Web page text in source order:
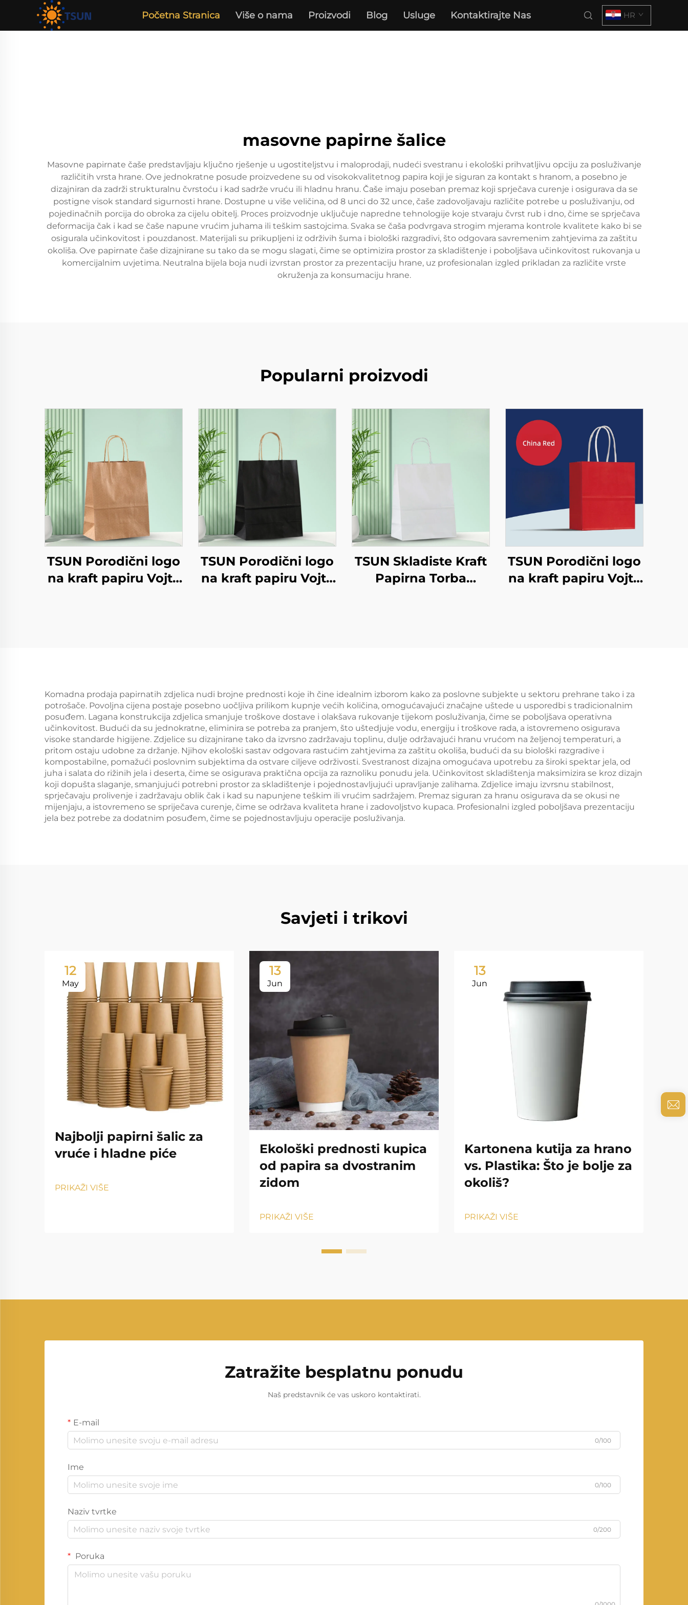
Početna Stranica Više o nama Proizvodi Blog Usluge Kontaktirajte Nas HR
masovne papirne šalice
Masovne papirnate čaše predstavljaju ključno rješenje u ugostiteljstvu i maloprodaji, nudeći svestranu i ekološki prihvatljivu opciju za posluživanje
različitih vrsta hrane. Ove jednokratne posude proizvedene su od visokokvalitetnog papira koji je siguran za kontakt s hranom, a posebno je
dizajniran da zadrži strukturalnu čvrstoću i kad sadrže vruću ili hladnu hranu. Čaše imaju poseban premaz koji sprječava curenje i osigurava da se
postigne visok standard sigurnosti hrane. Dostupne u više veličina, od 8 unci do 32 unce, čaše zadovoljavaju različite potrebe u posluživanju, od
pojedinačnih porcija do obroka za cijelu obitelj. Proces proizvodnje uključuje napredne tehnologije koje stvaraju čvrst rub i dno, čime se sprječava
deformacija čak i kad se čaše napune vrućim juhama ili teškim sastojcima. Svaka se čaša podvrgava strogim mjerama kontrole kvalitete kako bi se
osigurala učinkovitost i pouzdanost. Materijali su prikupljeni iz održivih šuma i biološki razgradivi, što odgovara savremenim zahtjevima za zaštitu
okoliša. Ove papirnate čaše dizajnirane su tako da se mogu slagati, čime se optimizira prostor za skladištenje i poboljšava učinkovitost rukovanja u
komercijalnim uvjetima. Neutralna bijela boja nudi izvrstan prostor za prezentaciju hrane, uz profesionalan izgled prikladan za različite vrste
okruženja za konsumaciju hrane.
Popularni proizvodi
TSUN Porodični logo
na kraft papiru Vojta
TSUN Porodični logo
na kraft papiru Vojta
TSUN Skladiste Kraft
Papirna Torba
TSUN Porodični logo
na kraft papiru Vojta
Komadna prodaja papirnatih zdjelica nudi brojne prednosti koje ih čine idealnim izborom kako za poslovne subjekte u sektoru prehrane tako i za
potrošače. Povoljna cijena postaje posebno uočljiva prilikom kupnje većih količina, omogućavajući značajne uštede u usporedbi s tradicionalnim
posuđem. Lagana konstrukcija zdjelica smanjuje troškove dostave i olakšava rukovanje tijekom posluživanja, čime se poboljšava operativna
učinkovitost. Budući da su jednokratne, eliminira se potreba za pranjem, što uštedjuje vodu, energiju i troškove rada, a istovremeno osigurava
visoke standarde higijene. Zdjelice su dizajnirane tako da izvrsno zadržavaju toplinu, dulje održavajući hranu vrućom na željenoj temperaturi, a
pritom ostaju udobne za držanje. Njihov ekološki sastav odgovara rastućim zahtjevima za zaštitu okoliša, budući da su biološki razgradive i
kompostabilne, pomažući poslovnim subjektima da ostvare ciljeve održivosti. Svestranost dizajna omogućava upotrebu za široki spektar jela, od
juha i salata do rižinih jela i deserta, čime se osigurava praktična opcija za raznoliku ponudu jela. Učinkovitost skladištenja maksimizira se kroz dizajn
koji dopušta slaganje, smanjujući potrebni prostor za skladištenje i pojednostavljujući upravljanje zalihama. Zdjelice imaju izvrsnu stabilnost,
sprječavaju prolivenje i zadržavaju oblik čak i kad su napunjene teškim ili vrućim sadržajem. Premaz siguran za hranu osigurava da se okusi ne
mijenjaju, a istovremeno se spriječava curenje, čime se održava kvaliteta hrane i zadovoljstvo kupaca. Profesionalni izgled poboljšava prezentaciju
jela bez potrebe za dodatnim posuđem, čime se pojednostavljuju operacije posluživanja.
Savjeti i trikovi
12
May
Najbolji papirni šalic za
vruće i hladne piće
PRIKAŽI VIŠE
13
Jun
Ekološki prednosti kupica
od papira sa dvostranim
zidom
PRIKAŽI VIŠE
13
Jun
Kartonena kutija za hrano
vs. Plastika: Što je bolje za
okoliš?
PRIKAŽI VIŠE
Zatražite besplatnu ponudu
Naš predstavnik će vas uskoro kontaktirati.
E-mail
0/100
Ime
0/100
Naziv tvrtke
0/200
Poruka